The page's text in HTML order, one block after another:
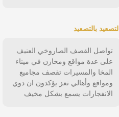
التصعيد بالتصعيد
تواصل القصف الصاروخي العنيف
على عدة مواقع ومخازن في ميناء
المخا والمسيرات تقصف مجاميع
ومواقع وأهالي تعز يؤكدون ان دوي
الانفجارات يسمع بشكل مخيف